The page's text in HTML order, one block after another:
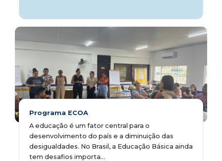
Programa ECOA
A educação é um fator central para o
desenvolvimento do país e a diminuição das
desigualdades. No Brasil, a Educação Básica ainda
tem desafios importa...